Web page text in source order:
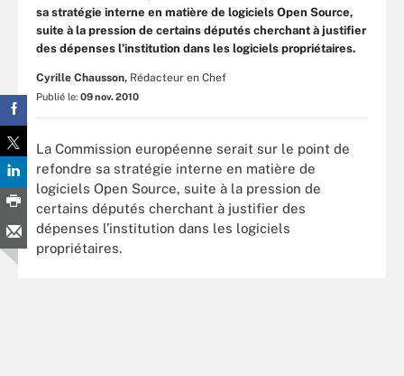
sa stratégie interne en matière de logiciels Open Source,
suite à la pression de certains députés cherchant à justifier
des dépenses l’institution dans les logiciels propriétaires.
Cyrille Chausson, Rédacteur en Chef
Publié le: 09 nov. 2010
La Commission européenne serait sur le point de
refondre sa stratégie interne en matière de
logiciels Open Source, suite à la pression de
certains députés cherchant à justifier des
dépenses l’institution dans les logiciels
propriétaires.